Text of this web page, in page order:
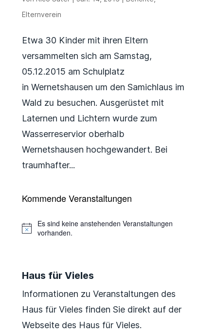
Elternverein
Etwa 30 Kinder mit ihren Eltern
versammelten sich am Samstag,
05.12.2015 am Schulplatz
in Wernetshausen um den Samichlaus im
Wald zu besuchen. Ausgerüstet mit
Laternen und Lichtern wurde zum
Wasserreservior oberhalb
Wernetshausen hochgewandert. Bei
traumhafter...
Kommende Veranstaltungen
Hinweis
Es sind keine anstehenden Veranstaltungen
vorhanden.
Haus für Vieles
Informationen zu Veranstaltungen des
Haus für Vieles finden Sie direkt auf der
Webseite des Haus für Vieles.